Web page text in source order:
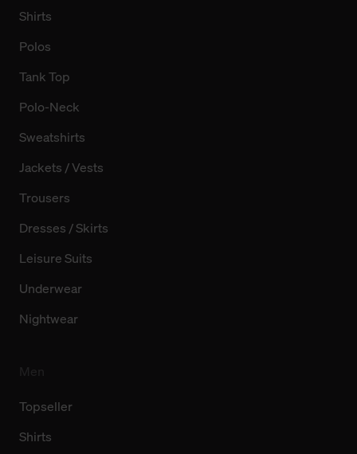
Shirts
Polos
Tank Top
Polo-Neck
Sweatshirts
Jackets / Vests
Trousers
Dresses / Skirts
Leisure Suits
Underwear
Nightwear
Topseller
Shirts